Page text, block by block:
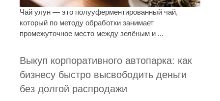
Чай улун — это полууферментированный чай,
который по методу обработки занимает
промежуточное место между зелёным и ...
Выкуп корпоративного автопарка: как
бизнесу быстро высвободить деньги
без долгой распродажи